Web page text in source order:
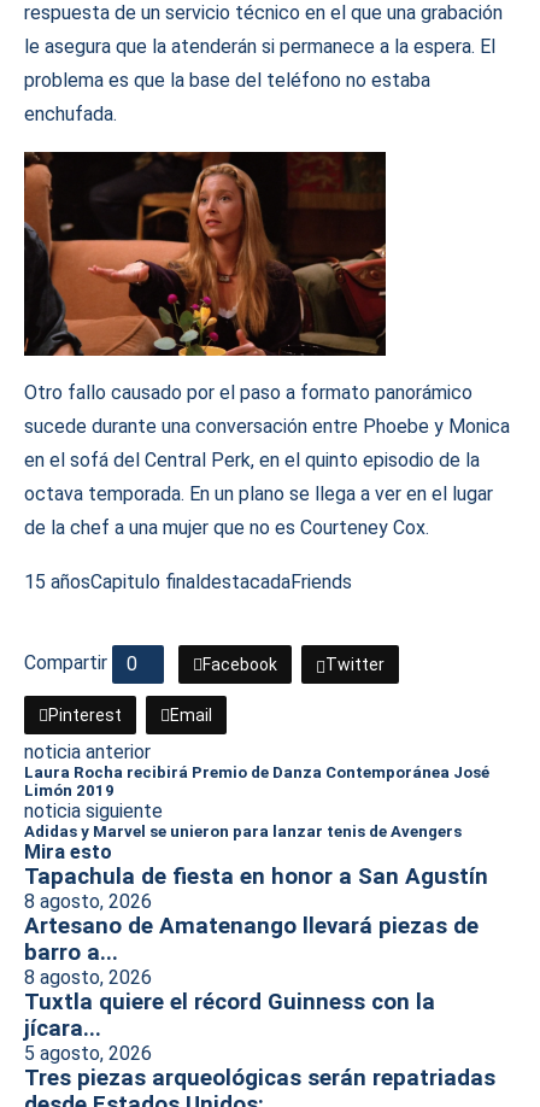
respuesta de un servicio técnico en el que una grabación
le asegura que la atenderán si permanece a la espera. El
problema es que la base del teléfono no estaba
enchufada.
Otro fallo causado por el paso a formato panorámico
sucede durante una conversación entre Phoebe y Monica
en el sofá del Central Perk, en el quinto episodio de la
octava temporada. En un plano se llega a ver en el lugar
de la chef a una mujer que no es Courteney Cox.
15 añosCapitulo finaldestacadaFriends
Compartir 0 Facebook Twitter
Pinterest Email
noticia anterior
Laura Rocha recibirá Premio de Danza Contemporánea José
Limón 2019
noticia siguiente
Adidas y Marvel se unieron para lanzar tenis de Avengers
Mira esto
Tapachula de fiesta en honor a San Agustín
8 agosto, 2026
Artesano de Amatenango llevará piezas de
barro a...
8 agosto, 2026
Tuxtla quiere el récord Guinness con la
jícara...
5 agosto, 2026
Tres piezas arqueológicas serán repatriadas